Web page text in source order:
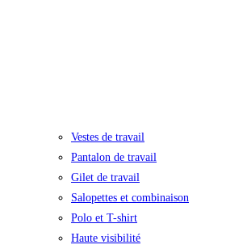
Vestes de travail
Pantalon de travail
Gilet de travail
Salopettes et combinaison
Polo et T-shirt
Haute visibilité